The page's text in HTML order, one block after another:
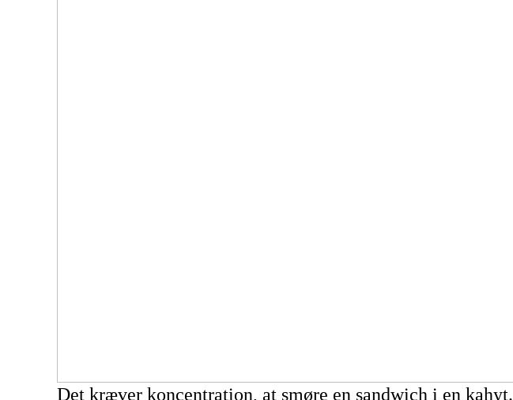
Det kræver koncentration, at smøre en sandwich i en kahyt.